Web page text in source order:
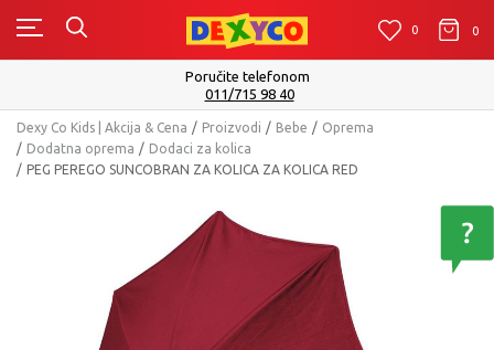
0 0 0
Poručite telefonom
011/715 98 40
Dexy Co Kids | Akcija & Cena Proizvodi Bebe
Oprema
Dodatna oprema
Dodaci za kolica
PEG PEREGO SUNCOBRAN ZA KOLICA ZA KOLICA RED